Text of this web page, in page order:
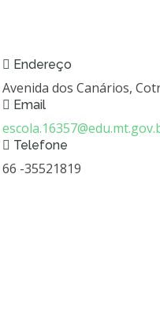
Endereço
Avenida dos Canários,
Email
Telefone
66 -35521819